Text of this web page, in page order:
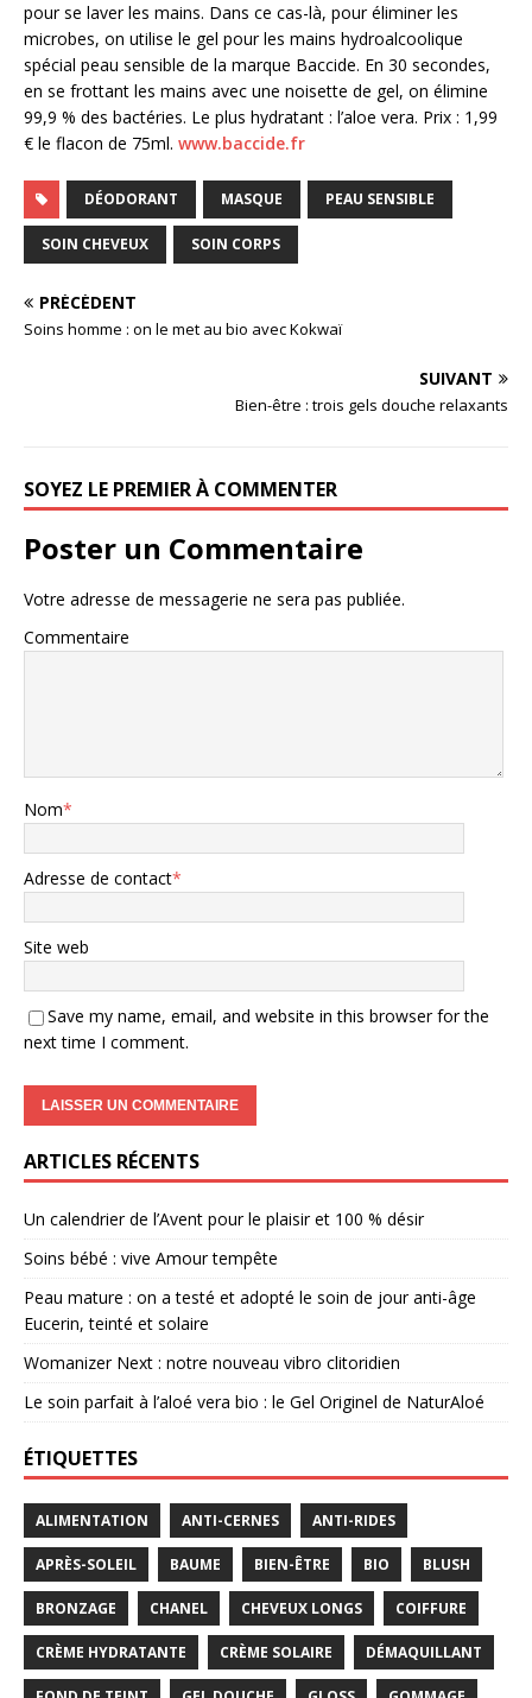
pour se laver les mains. Dans ce cas-là, pour éliminer les
microbes, on utilise le gel pour les mains hydroalcoolique
spécial peau sensible de la marque Baccide. En 30 secondes,
en se frottant les mains avec une noisette de gel, on élimine
99,9 % des bactéries. Le plus hydratant : l’aloe vera. Prix : 1,99
€ le flacon de 75ml. www.baccide.fr
DÉODORANT MASQUE PEAU SENSIBLE
SOIN CHEVEUX SOIN CORPS
PRÉCÉDENT
Soins homme : on le met au bio avec Kokwaï
SUIVANT
Bien-être : trois gels douche relaxants
SOYEZ LE PREMIER À COMMENTER
Poster un Commentaire
Votre adresse de messagerie ne sera pas publiée.
Commentaire
Nom*
Adresse de contact*
Site web
Save my name, email, and website in this browser for the
next time I comment.
ARTICLES RÉCENTS
Un calendrier de l’Avent pour le plaisir et 100 % désir
Soins bébé : vive Amour tempête
Peau mature : on a testé et adopté le soin de jour anti-âge
Eucerin, teinté et solaire
Womanizer Next : notre nouveau vibro clitoridien
Le soin parfait à l’aloé vera bio : le Gel Originel de NaturAloé
ÉTIQUETTES
ALIMENTATION ANTI-CERNES ANTI-RIDES
APRÈS-SOLEIL BAUME BIEN-ÊTRE BIO BLUSH
BRONZAGE CHANEL CHEVEUX LONGS COIFFURE
CRÈME HYDRATANTE CRÈME SOLAIRE DÉMAQUILLANT